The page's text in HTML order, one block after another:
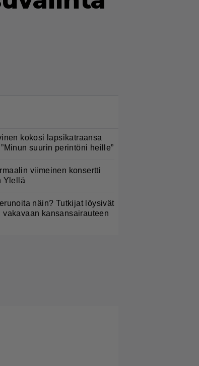
kokosi lapsikatraansa
suurin perintöni heille”
viimeinen konsertti
Ylellä
näin? Tutkijat löysivät
vakavaan kansansairauteen